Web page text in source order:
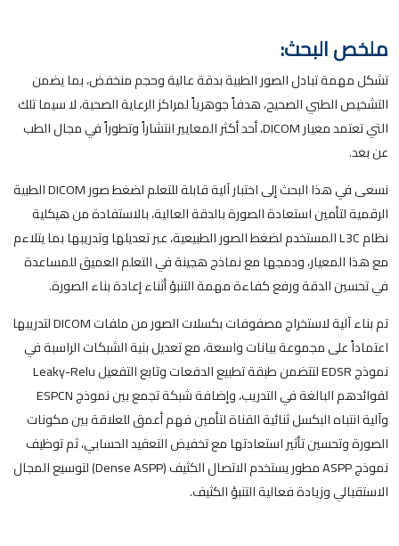
ملخص البحث:
تشكل مهمة تبادل الصور الطبية بدقة عالية وحجم منخفض، بما يضمن
التشخيص الطبي الصحيح، هدفاً جوهرياً لمراكز الرعاية الصحية، لا سيما تلك
التي تعتمد معيار DICOM، أحد أكثر المعايير انتشاراً وتطوراً في مجال الطب
عن بعد.
نسعى في هذا البحث إلى اختبار آلية قابلة للتعلم لضغط صور DICOM الطبية
الرقمية لتأمين استعادة الصورة بالدقة العالية، بالاستفادة من هيكلية
نظام L3C المستخدم لضغط الصور الطبيعية، عبر تعديلها وتدريبها بما يتلاءم
مع هذا المعيار، ودمجها مع نماذج هجينة في التعلم العميق للمساعدة
في تحسين الدقة ورفع كفاءة مهمة التنبؤ أثناء إعادة بناء الصورة.
تم بناء آلية لاستخراج مصفوفات بكسلات الصور من ملفات DICOM لتدريبها
اعتماداً على مجموعة بيانات واسعة، مع تعديل بنية الشبكات الراسبة في
نموذج EDSR لتتضمن طبقة تطبيع الدفعات وتابع التفعيل Leaky-Relu
لفوائدهم البالغة في التدريب، وإضافة شبكة تجمع بين نموذج ESPCN
وآلية انتباه البكسل ثنائية القناة لتأمين فهم أعمق للعلاقة بين مكونات
الصورة وتحسين تأثير استعادتها مع تخفيض التعقيد الحسابي، ثم توظيف
نموذج ASPP مطور يستخدم الاتصال الكثيف (Dense ASPP) لتوسيع المجال
الاستقبالي وزيادة فعالية التنبؤ الكثيف.